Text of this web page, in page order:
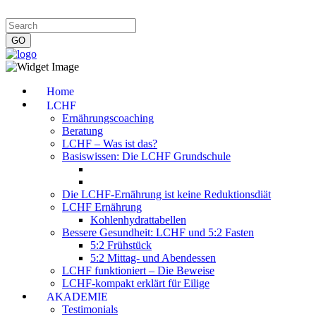
Home
LCHF
Ernährungscoaching
Beratung
LCHF – Was ist das?
Basiswissen: Die LCHF Grundschule
Die LCHF-Ernährung ist keine Reduktionsdiät
LCHF Ernährung
Kohlenhydrattabellen
Bessere Gesundheit: LCHF und 5:2 Fasten
5:2 Frühstück
5:2 Mittag- und Abendessen
LCHF funktioniert – Die Beweise
LCHF-kompakt erklärt für Eilige
AKADEMIE
Testimonials